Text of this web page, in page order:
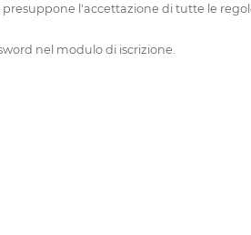
l'accettazione di tutte le
nel modulo di iscrizione.